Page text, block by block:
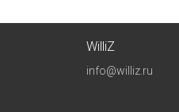
WilliZ
info@williz.ru